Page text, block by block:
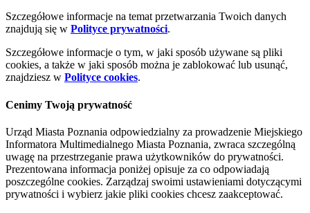
Szczegółowe informacje na temat przetwarzania Twoich danych
znajdują się w Polityce prywatności.
Szczegółowe informacje o tym, w jaki sposób używane są pliki
cookies, a także w jaki sposób można je zablokować lub usunąć,
znajdziesz w Polityce cookies.
Cenimy Twoją prywatność
Urząd Miasta Poznania odpowiedzialny za prowadzenie Miejskiego
Informatora Multimedialnego Miasta Poznania, zwraca szczególną
uwagę na przestrzeganie prawa użytkowników do prywatności.
Prezentowana informacja poniżej opisuje za co odpowiadają
poszczególne cookies. Zarządzaj swoimi ustawieniami dotyczącymi
prywatności i wybierz jakie pliki cookies chcesz zaakceptować.